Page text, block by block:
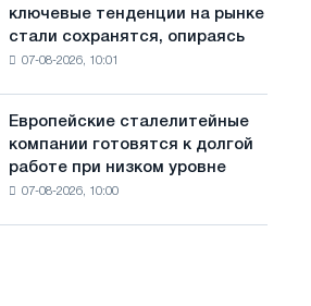
ключевые тенденции на рынке
стали сохранятся, опираясь
07-08-2026, 10:01
Европейские сталелитейные
компании готовятся к долгой
работе при низком уровне
07-08-2026, 10:00